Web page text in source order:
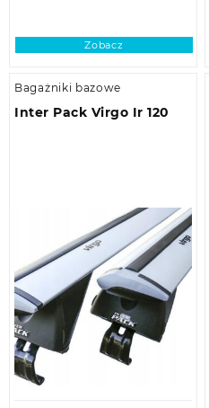
Zobacz
Bagażniki bazowe
Inter Pack Virgo Ir 120